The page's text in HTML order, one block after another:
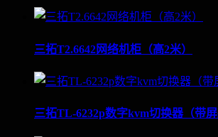
三拓T2.6642网络机柜（高2米）
三拓TL-6232p数字kvm切换器（带屏